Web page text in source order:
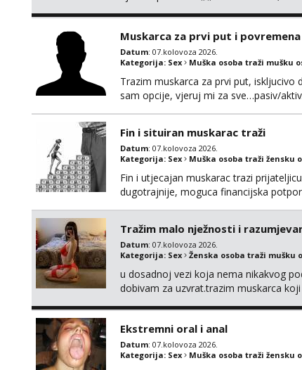
Muskarca za prvi put i
Datum: 07.kolovoza 2026.
Kategorija: Sex Muška osoba traži mušku
Trazim muskarca za prvi put, iskljucivo
sam opcije, vjeruj mi za sve…pasiv/
kontinentalna...
Fin i situiran muskarac traži
Datum: 07.kolovoza 2026.
Kategorija: Sex Muška osoba traži žensku
Fin i utjecajan muskarac trazi
dugotrajnije, moguca financijska
Tražim malo nježnosti i
Datum: 07.kolovoza 2026.
Kategorija: Sex Ženska osoba traži mušku
u dosadnoj vezi koja nema nikakvog
dobivam za uzvrat.trazim muskarca
Ekstremni oral i anal
Datum: 07.kolovoza 2026.
Kategorija: Sex Muška osoba traži žensku